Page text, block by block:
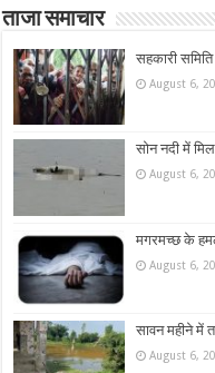
ताजा समाचार
सहकारी
August 6,
सोन नदी में
August 6,
मगरमच्छ के
August 6,
सावन महीने में
August 6,